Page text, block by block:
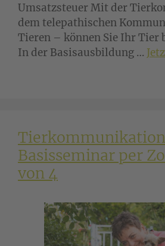
Umsatzsteuer Mit der
dem telepathischen
Tieren – können Sie Ihr Tier
In der Basisausbildung …
Basisseminar per
von 4